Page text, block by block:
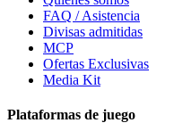
FAQ / Asistencia
Divisas admitidas
MCP
Ofertas Exclusivas
Media Kit
Plataformas de juego